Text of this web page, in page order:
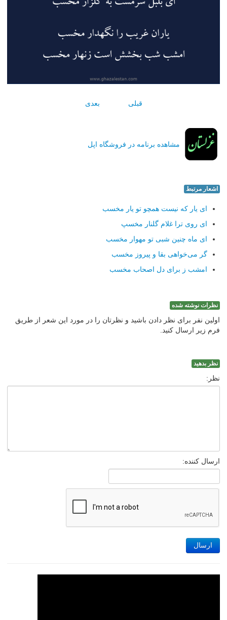
قبلی بعدی
مشاهده برنامه در فروشگاه اپل
اشعار مرتبط
ای یار که نیست همچو تو یار مخسب
ای روی ترا غلام گلنار مخسپ
ای ماه چنین شبی تو مهوار مخسب
گر می‌خواهی بقا و پیروز مخسب
امشب ز برای دل اصحاب مخسب
نظرات نوشته شده
اولین نفر برای نظر دادن باشید و نظرتان را در مورد این شعر از طریق
فرم زیر ارسال کنید.
نظر بدهید
نظر:
ارسال کننده:
ارسال